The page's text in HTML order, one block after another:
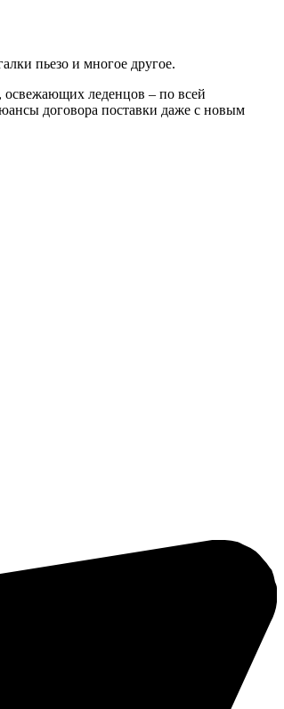
пьезо и многое другое.
леденцов – по всей
договора поставки даже с новым